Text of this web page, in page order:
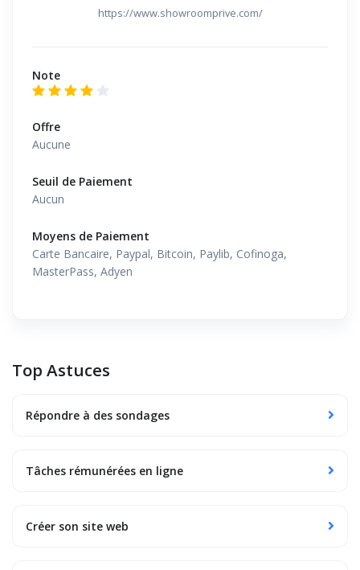
https://www.showroomprive.com/
Note
Offre
Aucune
Seuil de Paiement
Aucun
Moyens de Paiement
Carte Bancaire, Paypal, Bitcoin, Paylib, Cofinoga,
MasterPass, Adyen
Top Astuces
Répondre à des sondages
Tâches rémunérées en ligne
Créer son site web